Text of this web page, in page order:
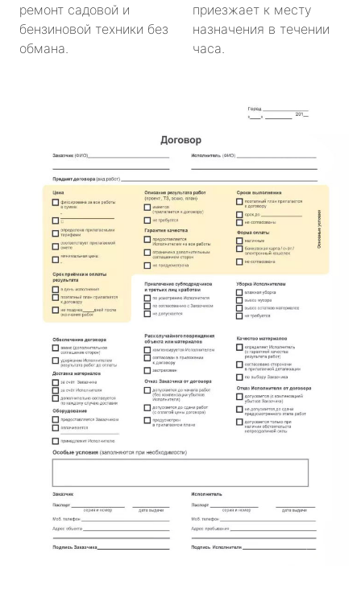
ремонт садовой и
бензиновой техники без
обмана.
приезжает к месту
назначения в течении
часа.